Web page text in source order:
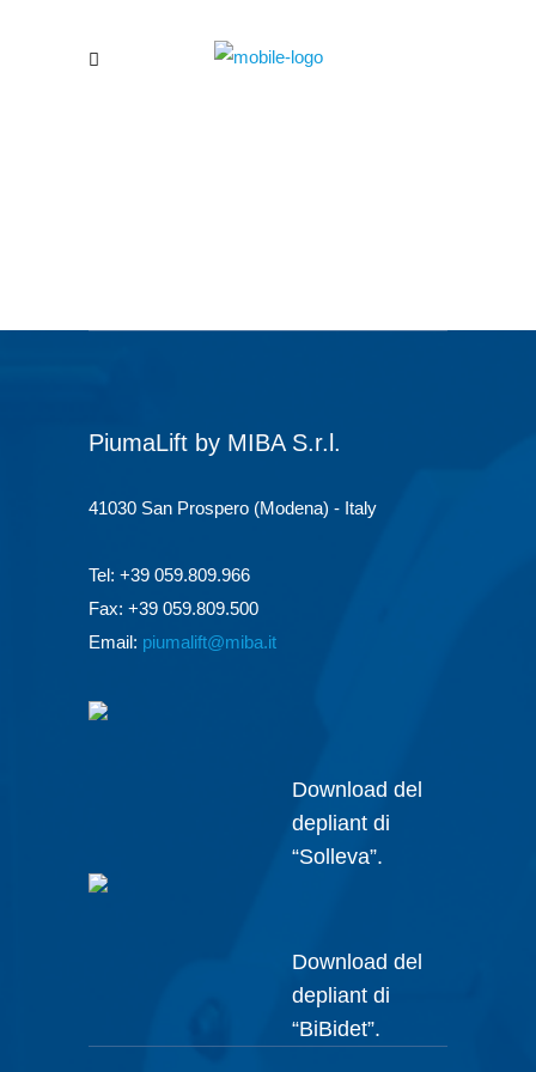
PiumaLift by MIBA S.r.l.
41030 San Prospero (Modena) - Italy
Tel: +39 059.809.966
Fax: +39 059.809.500
Email: piumalift@miba.it
Download del
depliant di
“Solleva”.
Download del
depliant di
“BiBidet”.